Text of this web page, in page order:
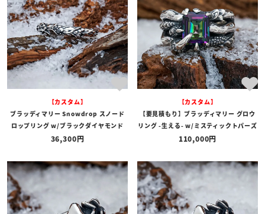
【カスタム】
ブラッディマリー Snowdrop スノード
ロップリング w/ブラックダイヤモンド
36,300
【カスタム】
【要見積もり】ブラッディマリー グロウ
リング -生える- w/ミスティックトパーズ
110,000